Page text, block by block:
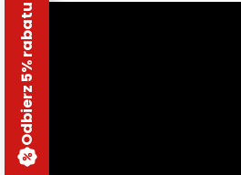
Odbierz 5% rabatu